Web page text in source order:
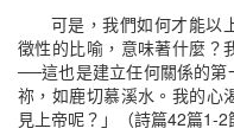
可是，我們如何才能以
徵性的比喻，意味著什麼？
──這也是建立任何關係的第
祢，如鹿切慕溪水。我的心
見上帝呢？」（詩篇42篇1-2